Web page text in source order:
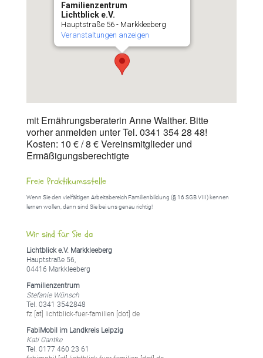
Familienzentrum
Lichtblick e.V.
Hauptstraße 56 - Markkleeberg
Veranstaltungen anzeigen
mit Ernährungsberaterin Anne Walther. Bitte
vorher anmelden unter Tel. 0341 354 28 48!
Kosten: 10 € / 8 € Vereinsmitglieder und
Ermäßigungsberechtigte
Freie Praktikumsstelle
Wenn Sie den vielfältigen Arbeitsbereich Familienbildung (§ 16 SGB VIII) kennen
lernen wollen, dann sind Sie bei uns genau richtig!
Wir sind für Sie da
Lichtblick e.V. Markkleeberg
Hauptstraße 56,
04416 Markkleeberg
Familienzentrum
Stefanie Wünsch
Tel. 0341 3542848
fz [at] lichtblick-fuer-familien [dot] de
FabiMobil im Landkreis Leipzig
Kati Gantke
Tel. 0177 460 23 61